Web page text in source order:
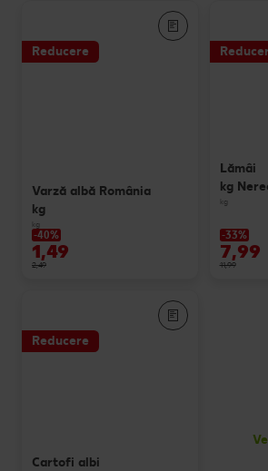
Reducere
Varză albă România
kg
kg
-40%
1,49
2,49
Lămâi
kg
kg
-33%
7,99
11,99
Reducere
Cartofi albi